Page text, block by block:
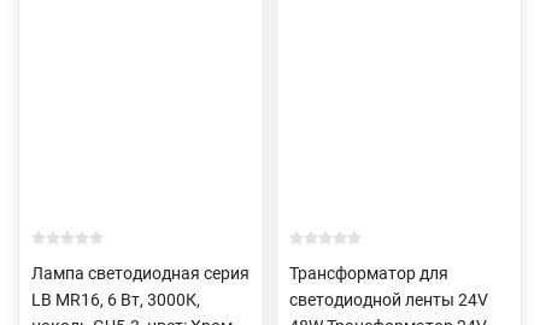
Лампа светодиодная серия
LB MR16, 6 Вт, 3000К,
Трансформатор для
светодиодной ленты 24V